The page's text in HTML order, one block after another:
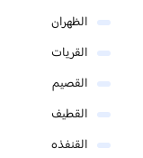
الظهران
القريات
القصيم
القطيف
القنفذه